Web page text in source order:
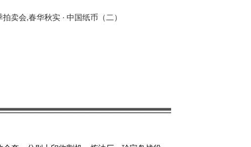
拍卖会,春华秋实 · 中国纸币（二）